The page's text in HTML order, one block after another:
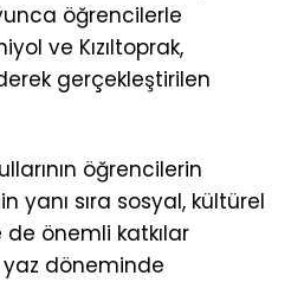
öğrencilerle
ve Kızıltoprak,
gerçekleştirilen
öğrencilerin
yanı sıra sosyal, kültürel
önemli katkılar
döneminde